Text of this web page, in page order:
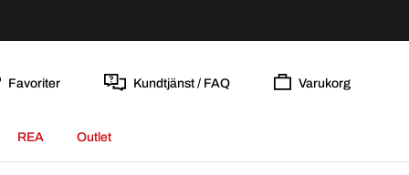
Favoriter Kundtjänst / FAQ Varukorg
REA Outlet